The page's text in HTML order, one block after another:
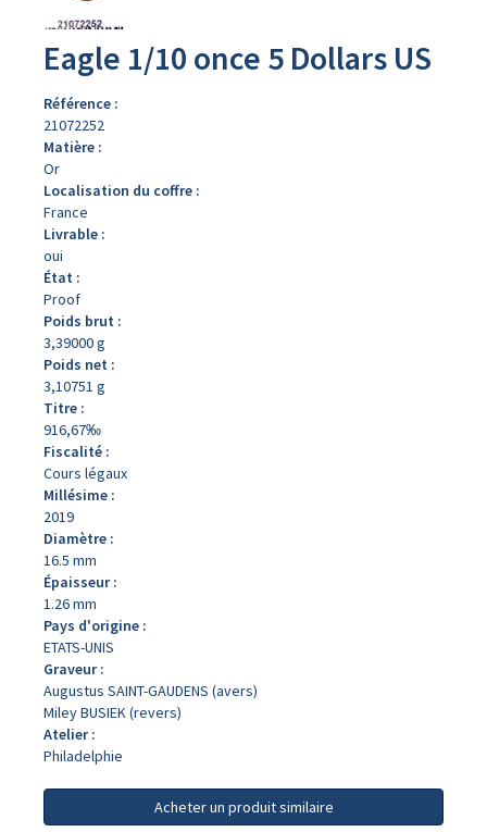
Eagle 1/10 once 5 Dollars US
Référence :
21072252
Matière :
Or
Localisation du coffre :
France
Livrable :
oui
État :
Proof
Poids brut :
3,39000 g
Poids net :
3,10751 g
Titre :
916,67‰
Fiscalité :
Cours légaux
Millésime :
2019
Diamètre :
16.5 mm
Épaisseur :
1.26 mm
Pays d'origine :
ETATS-UNIS
Graveur :
Augustus SAINT-GAUDENS (avers)
Miley BUSIEK (revers)
Atelier :
Philadelphie
Acheter un produit similaire